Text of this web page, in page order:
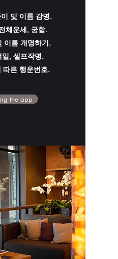
및 이름 감명.
체운세, 궁합.
이름 개명하기.
, 셀프작명.
따른 행운번호.
the app